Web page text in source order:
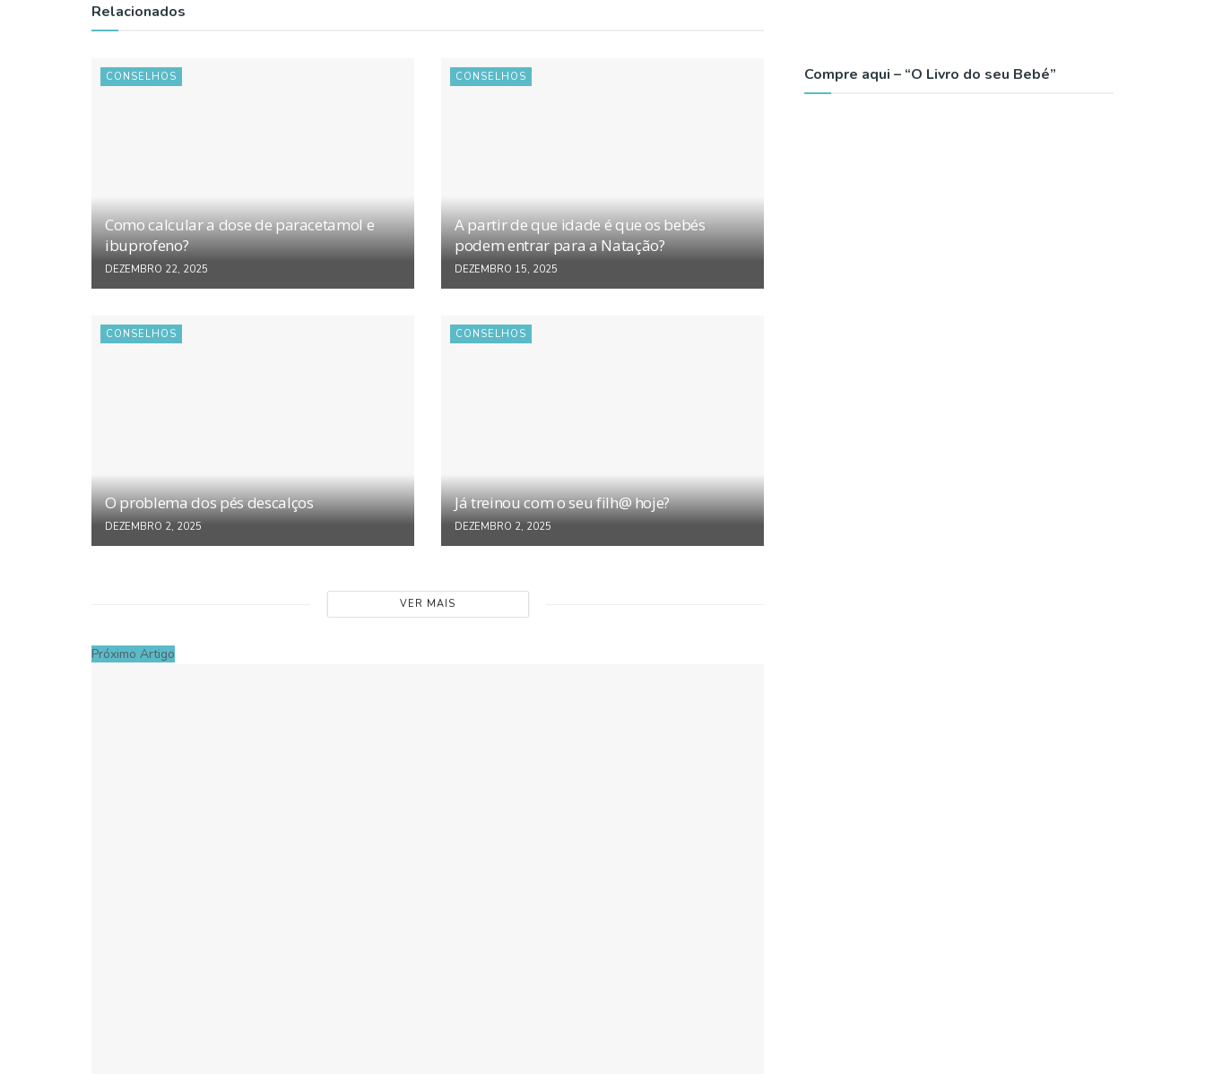
Relacionados
CONSELHOS
Como calcular a dose de paracetamol e
ibuprofeno?
DEZEMBRO 22, 2025
CONSELHOS
A partir de que idade é que os bebés
podem entrar para a Natação?
DEZEMBRO 15, 2025
CONSELHOS
O problema dos pés descalços
DEZEMBRO 2, 2025
CONSELHOS
Já treinou com o seu filh@ hoje?
DEZEMBRO 2, 2025
VER MAIS
Próximo Artigo
Compre aqui – “O Livro do seu Bebé”